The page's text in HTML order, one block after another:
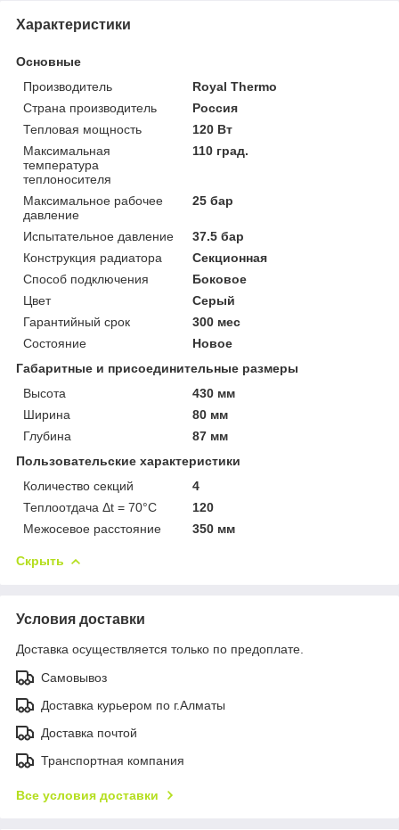
Характеристики
Основные
Производитель
Royal Thermo
Страна производитель
Россия
Тепловая мощность
120 Вт
Максимальная
температура
теплоносителя
110 град.
Максимальное рабочее
давление
25 бар
Испытательное давление
37.5 бар
Конструкция радиатора
Секционная
Способ подключения
Боковое
Цвет
Серый
Гарантийный срок
300 мес
Состояние
Новое
Габаритные и присоединительные размеры
Высота
430 мм
Ширина
80 мм
Глубина
87 мм
Пользовательские характеристики
Количество секций
4
Теплоотдача Δt = 70°C
120
Межосевое расстояние
350 мм
Скрыть
Условия доставки
Доставка осуществляется только по предоплате.
Самовывоз
Доставка курьером по г.Алматы
Доставка почтой
Транспортная компания
Все условия доставки